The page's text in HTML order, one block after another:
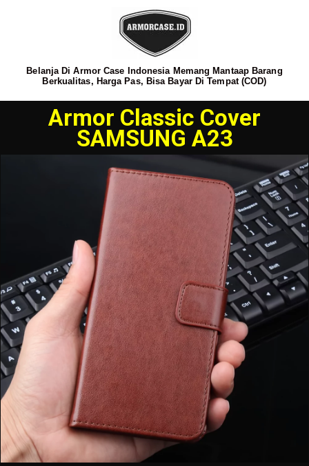
Belanja Di Armor Case Indonesia Memang Mantaap Barang
Berkualitas, Harga Pas, Bisa Bayar Di Tempat (COD)
Armor Classic Cover
SAMSUNG A23